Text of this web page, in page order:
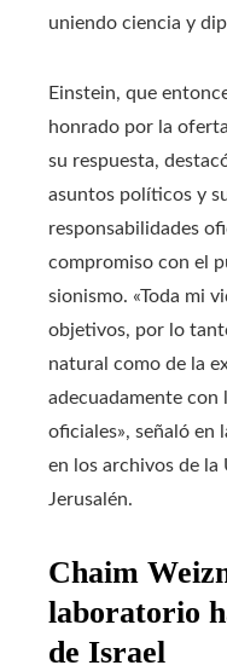
uniendo ciencia y
Einstein, que
honrado por la
su respuesta,
asuntos políticos y
responsabilidades
compromiso con el
sionismo. «Toda mi
objetivos, por lo
natural como de la
adecuadamente con
oficiales», señaló en
en los archivos de la
Jerusalén.
Chaim
laboratorio
de Israel